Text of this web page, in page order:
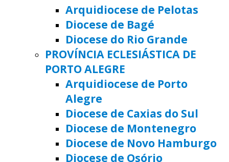
Arquidiocese de Pelotas
Diocese de Bagé
Diocese do Rio Grande
PROVÍNCIA ECLESIÁSTICA DE
PORTO ALEGRE
Arquidiocese de Porto
Alegre
Diocese de Caxias do Sul
Diocese de Montenegro
Diocese de Novo Hamburgo
Diocese de Osório